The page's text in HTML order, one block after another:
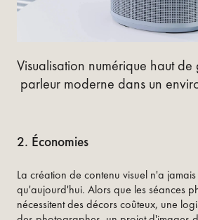
Visualisation numérique haut
parleur moderne dans un
2. Économies
La création de contenu visuel n'a
qu'aujourd'hui. Alors que les séances
nécessitent des décors coûteux, une